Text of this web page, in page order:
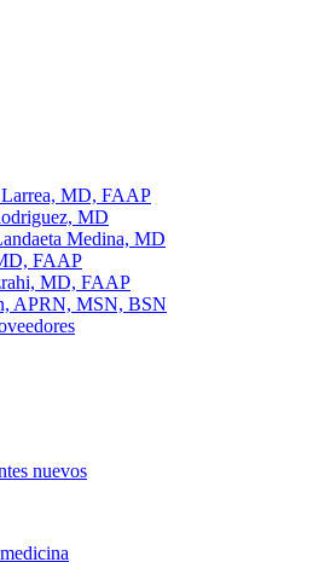
MD, FAAP
MD
Medina, MD
FAAP
MD, FAAP
APRN, MSN, BSN
nuevos